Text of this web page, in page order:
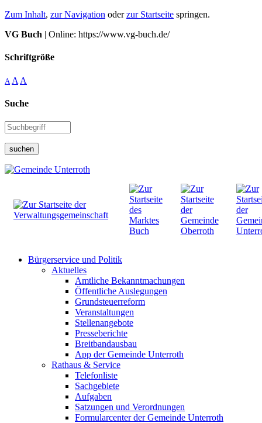
Zum Inhalt, zur Navigation oderzur Startseite springen.
VG Buch | Online: https://www.vg-buch.de/
Schriftgröße
A A A
Suche
suchen
Bürgerservice und Politik
Aktuelles
Amtliche Bekanntmachungen
Öffentliche Auslegungen
Grundsteuerreform
Veranstaltungen
Stellenangebote
Presseberichte
Breitbandausbau
App der Gemeinde Unterroth
Rathaus & Service
Telefonliste
Sachgebiete
Aufgaben
Satzungen und Verordnungen
Formularcenter der Gemeinde Unterroth